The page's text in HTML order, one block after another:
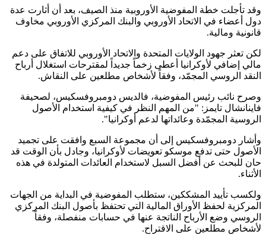
وقد تأجلت خطة المفوضية الأوروبية منذ الصيف، بعد أن أثارت عدة
دول أعضاء في الاتحاد الأوروبي والبنك المركزي الأوروبي مخاوف
قانونية ومالية.
لكن تعثر جهود الولايات المتحدة والاتحاد الأوروبي للاتفاق على دعم
مالي إضافي لأوكرانيا أعطى زخماً جديداً لمقترحات استغلال أرباح
النقد الروسي المجمّد، وفقاً لأشخاص مطلعين على النقاش.
وصرح نائب رئيس المفوضية، فالديس دومبروفسكيس، لصحيفة
فاينانشال تايمز: "من المهم النظر في كيفية استخدام الأصول
الروسية المجمّدة وعائداتها لدعم أوكرانيا".
وأشار دومبروفسكيس إلى أن مجموعة السبع وافقت على تجميد
الأصول حتى تدفع موسكو تعويضات لأوكرانيا، وجادل بأن الوقت قد
حان للبحث عن أفضل السبل لاستخدام العائدات المتولدة في هذه
الأثناء.
ولكسب تأييد المشككين، ستطلب المفوضية في البداية من الجهات
المركزية لحفظ الأوراق المالية التي تحتفظ بأصول البنك المركزي
الروسي وضع الأرباح الناتجة عنها في حسابات منفصلة، وفقاً
لأشخاص مطلعين على الاقتراح.